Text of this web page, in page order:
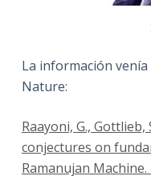
La información
Nature:
Raayoni, G.,
conjectures on
Ramanujan